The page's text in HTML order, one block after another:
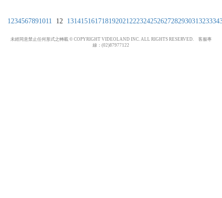
1 234567891011 12 131415161718192021 22232425262728293031 323334
未經同意禁止任何形式之轉載 © COPYRIGHT VIDEOLAND INC. ALL RIGHTS RESERVED. 客服專
線：(02)87977122